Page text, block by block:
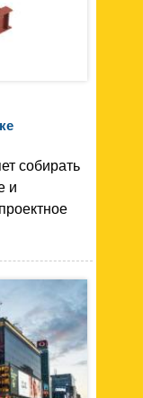
собирать
и